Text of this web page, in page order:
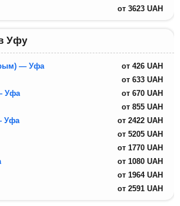
от 3623 UAH
Уфу
— Уфа от 426 UAH
от 633 UAH
Уфа
от 670 UAH
от 855 UAH
Уфа
от 2422 UAH
от 5205 UAH
от 1770 UAH
от 1080 UAH
от 1964 UAH
от 2591 UAH